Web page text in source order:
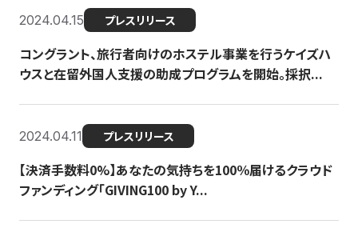
2024.04.15 プレスリリース
コングラント、旅行者向けのホステル事業を行うケイズハ
ウスと在留外国人支援の助成プログラムを開始。採択...
2024.04.11 プレスリリース
【決済手数料0%】あなたの気持ちを100％届けるクラウド
ファンディング「GIVING100 by Y...